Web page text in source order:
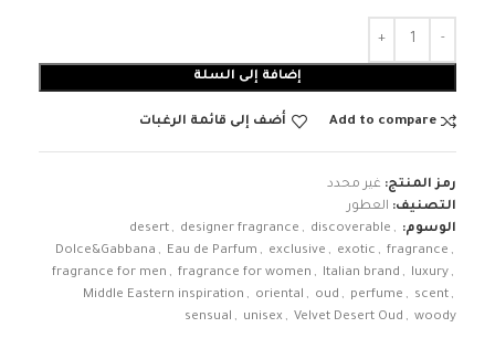
إضافة إلى السلة
Add to compare أضف إلى قائمة الرغبات
رمز المنتج: غير محدد
التصنيف: العطور
الوسوم:
desert , designer fragrance , discoverable ,
Dolce&Gabbana , Eau de Parfum , exclusive , exotic , fragrance ,
fragrance for men , fragrance for women , Italian brand , luxury ,
Middle Eastern inspiration , oriental , oud , perfume , scent ,
sensual , unisex , Velvet Desert Oud , woody